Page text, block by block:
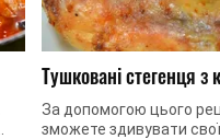
Тушковані стегенця з
За допомогою цього
зможете здивувати